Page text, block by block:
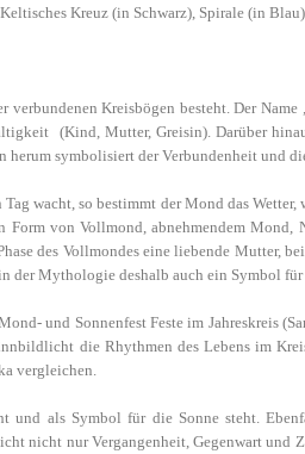
Kreuz (in Schwarz), Spirale (in Blau)
Kreisbögen besteht. Der
(Kind, Mutter, Greisin). Darüber
symbolisiert der Verbundenheit und
wacht, so bestimmt der Mond das
von Vollmond, abnehmendem Mond,
des Vollmondes eine liebende Mutter,
der Mythologie deshalb auch ein Symbol
und Sonnenfest Feste im Jahreskreis
die Rhythmen des Lebens im
vergleichen.
und als Symbol für die Sonne steht.
nicht nur Vergangenheit, Gegenwart und